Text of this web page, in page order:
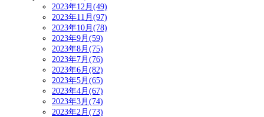
2023年12月(49)
2023年11月(97)
2023年10月(78)
2023年9月(59)
2023年8月(75)
2023年7月(76)
2023年6月(82)
2023年5月(65)
2023年4月(67)
2023年3月(74)
2023年2月(73)